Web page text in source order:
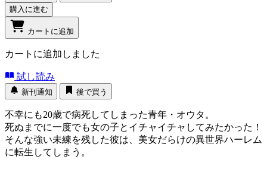
購入に進む
カートに追加
カートに追加しました
試し読み
新刊通知 後で買う
不幸にも20歳で病死してしまった青年・オウタ。
死ぬまでに一度でも女の子とイチャイチャしてみたかった！
そんな強い未練を残した彼は、美女だらけの異世界ハーレム
に転生してしまう。